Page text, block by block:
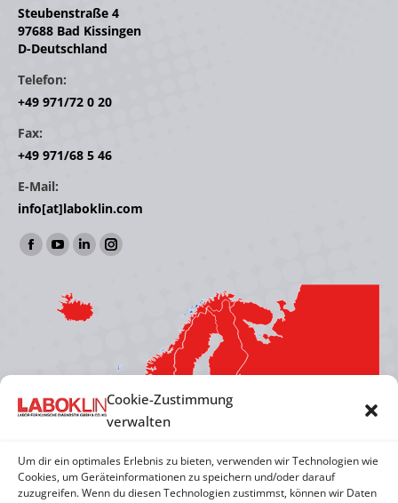
Cookie-Zustimmung
verwalten
Um dir ein optimales Erlebnis zu bieten, verwenden wir Technologien wie
Cookies, um Geräteinformationen zu speichern und/oder darauf
zuzugreifen. Wenn du diesen Technologien zustimmst, können wir Daten
Steubenstraße 4
97688 Bad Kissingen
D-Deutschland
Telefon:
+49 971/72 0 20
Fax:
+49 971/68 5 46
E-Mail:
info[at]laboklin.com
Finden Sie uns auf:
Facebook
opens
YouTube
opens
in
Linkedin
opens
in
window
Instagram
window